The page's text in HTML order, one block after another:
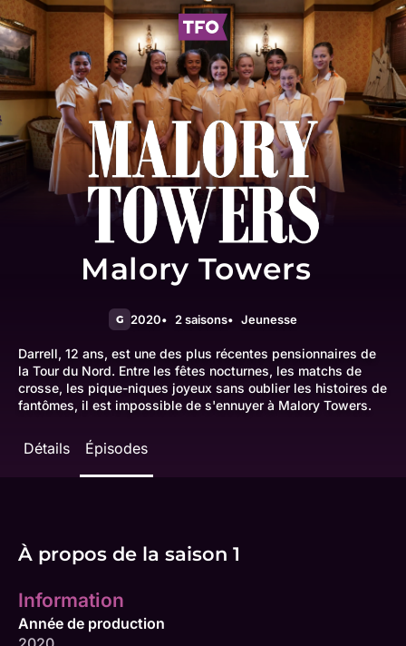
Malory Towers
G 2020 2 saisons Jeunesse
Darrell, 12 ans, est une des plus récentes pensionnaires de
la Tour du Nord. Entre les fêtes nocturnes, les matchs de
crosse, les pique-niques joyeux sans oublier les histoires de
fantômes, il est impossible de s'ennuyer à Malory Towers.
Détails Épisodes
À propos de la saison 1
Information
Année de production